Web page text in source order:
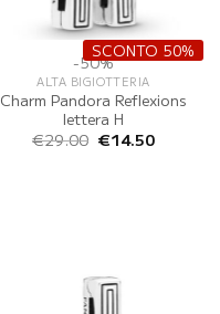
-50%
ALTA BIGIOTTERIA
Charm Pandora Reflexions
lettera H
SCONTO 50%
€29.00 Il
prezzo
€14.50Il
prezzo